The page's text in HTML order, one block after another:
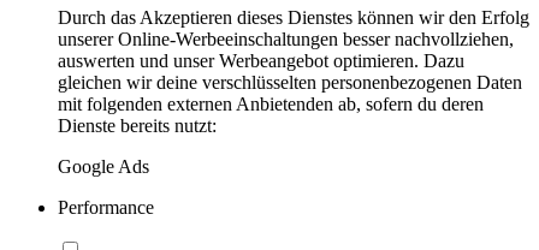
Durch das Akzeptieren dieses Dienstes können wir den Erfolg
unserer Online-Werbeeinschaltungen besser nachvollziehen,
auswerten und unser Werbeangebot optimieren. Dazu
gleichen wir deine verschlüsselten personenbezogenen Daten
mit folgenden externen Anbietenden ab, sofern du deren
Dienste bereits nutzt:
Google Ads
Performance